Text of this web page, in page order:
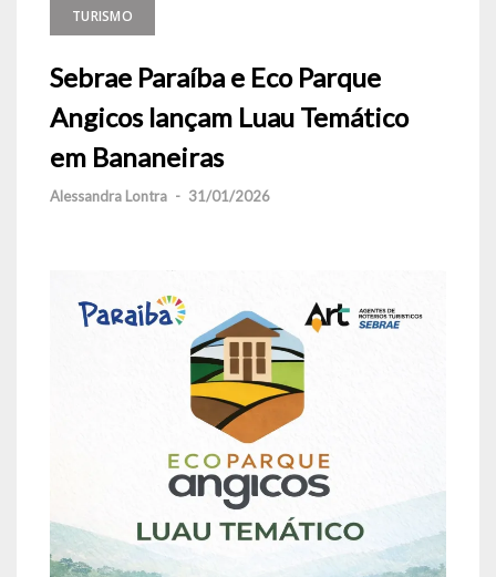
TURISMO
Sebrae Paraíba e Eco Parque
Angicos lançam Luau Temático
em Bananeiras
Alessandra Lontra - 31/01/2026